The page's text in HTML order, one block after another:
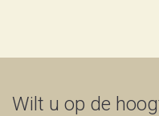
Wilt u op de